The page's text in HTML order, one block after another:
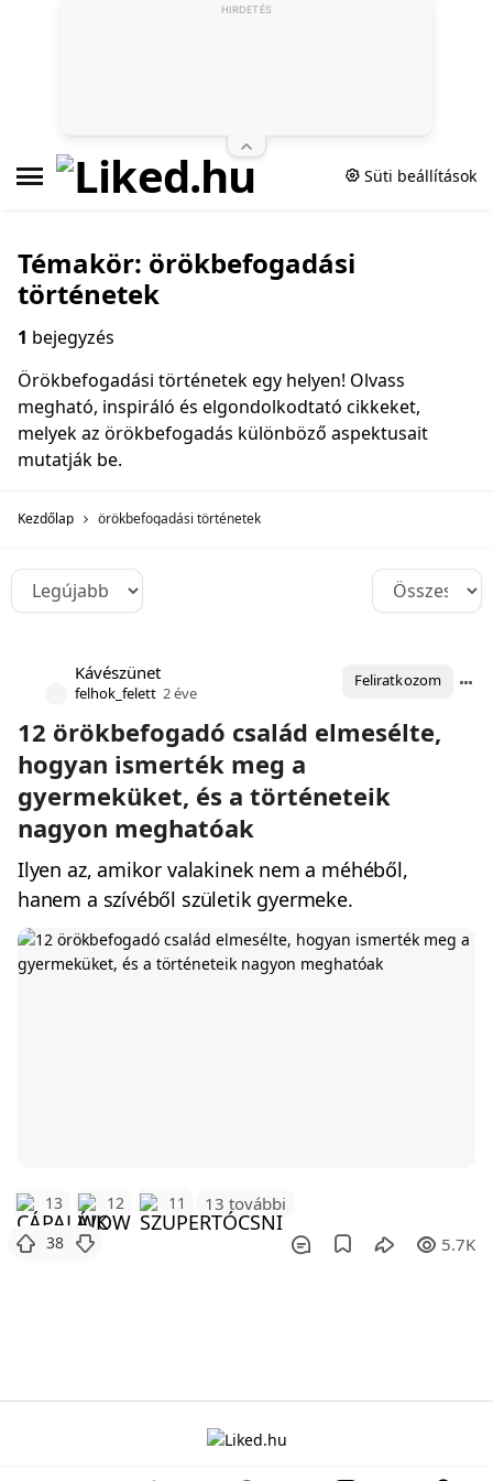
Süti beállítások
Témakör: örökbefogadási
történetek
1 bejegyzés
Örökbefogadási történetek egy helyen! Olvass
megható, inspiráló és elgondolkodtató cikkeket,
melyek az örökbefogadás különböző aspektusait
mutatják be.
Kezdőlap örökbefogadási történetek
Kávészünet
felhok_felett 2 éve
Feliratkozom
12 örökbefogadó család elmesélte,
hogyan ismerték meg a
gyermeküket, és a történeteik
nagyon meghatóak
Ilyen az, amikor valakinek nem a méhéből,
hanem a szívéből születik gyermeke.
13 12 11 13 további
38 5.7K
HIRDETÉS